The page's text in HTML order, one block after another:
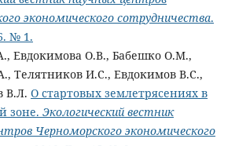
экономического сотрудничества.
№ 1.
Евдокимова О.В., Бабешко О.М.,
Телятников И.С., Евдокимов В.С.,
В.Л. О стартовых землетрясениях в
зоне. Экологический вестник
Черноморского экономического